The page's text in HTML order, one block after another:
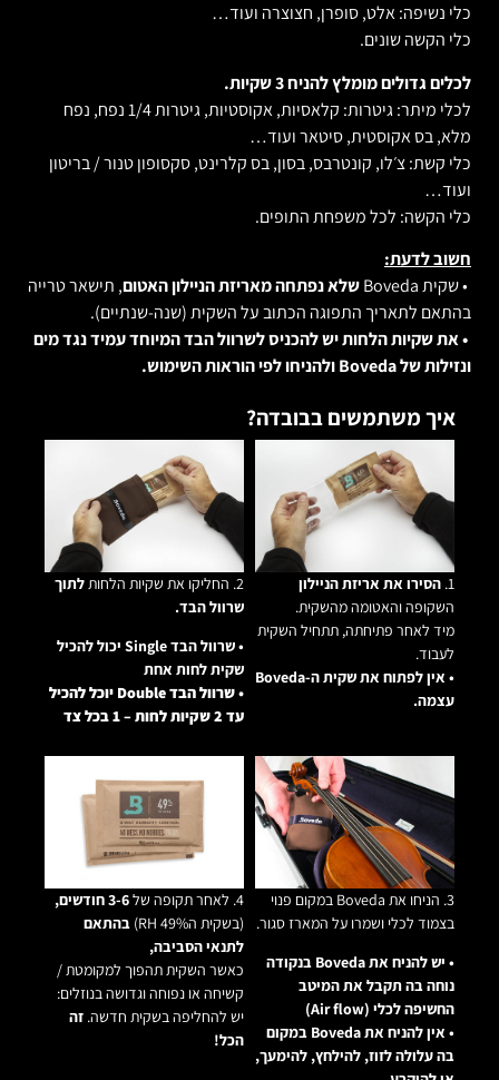
כלי נשיפה: אלט, סופרן, חצוצרה ועוד…
כלי הקשה שונים.
לכלים גדולים מומלץ להניח 3 שקיות.
לכלי מיתר: גיטרות: קלאסיות, אקוסטיות, גיטרות 1/4 נפח, נפח
מלא, בס אקוסטית, סיטאר ועוד…
כלי קשת: צ׳לו, קונטרבס, בסון, בס קלרינט, סקסופון טנור / בריטון
ועוד…
כלי הקשה: לכל משפחת התופים.
חשוב לדעת:
• שקית Boveda
שלא נפתחה מאריזת הניילון האטום, תישאר טרייה
בהתאם לתאריך התפוגה הכתוב על השקית (שנה-שנתיים).
• את שקיות הלחות יש להכניס לשרוול הבד המיוחד עמיד נגד מים
ונזילות של Boveda ולהניחו לפי הוראות השימוש.
איך משתמשים בבובדה?
הסירו את אריזת הניילון
השקופה והאטומה מהשקית.
מיד לאחר פתיחתה, תתחיל השקית
לעבוד.
• אין לפתוח את שקית ה-Boveda
עצמה.
2. החליקו את שקיות הלחות
לתוך
שרוול הבד.
• שרוול הבד Single יכול להכיל
שקית לחות אחת
• שרוול הבד Double יוכל להכיל
עד 2 שקיות לחות – 1 בכל צד
3. הניחו את Boveda במקום פנוי
בצמוד לכלי ושמרו על המארז סגור.
• יש להניח את Boveda בנקודה
נוחה בה תקבל את המיטב
החשיפה לכלי (Air flow)
• אין להניח את Boveda במקום
בה עלולה לזוז, להילחץ, להימעך,
4. לאחר תקופה של
3-6 חודשים,
(בשקית ה49% RH)
בהתאם
לתנאי הסביבה,
כאשר השקית תהפוך למקומטת /
קשיחה או נפוחה וגדושה בנוזלים:
יש להחליפה בשקית חדשה.זה
הכל!